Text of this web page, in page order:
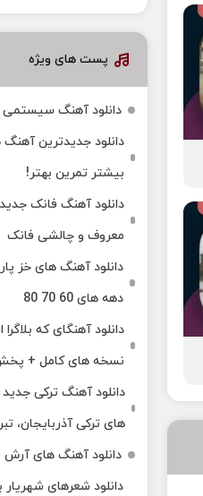
پست های ویژه
دانلود آهنگ سیستمی
دانلود جدیدترین
بیشتر تمرین بهتر!
دانلود آهنگ فانک
معروف و چالشی فانک
دانلود آهنگ های خز
دهه های 60 70 80
دانلود آهنگای که
نسخه های کامل +
دانلود آهنگ ترکی
های ترکی آذربایجان،
دانلود آهنگ های
دانلود شعرهای